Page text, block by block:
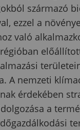
származó
ezzel a
való
A nemzeti
érdekében
a